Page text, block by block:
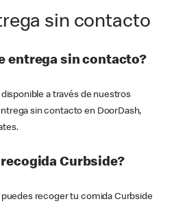
sin contacto
entrega sin contacto?
a través de nuestros
sin contacto en DoorDash,
Curbside?
recoger tu comida Curbside